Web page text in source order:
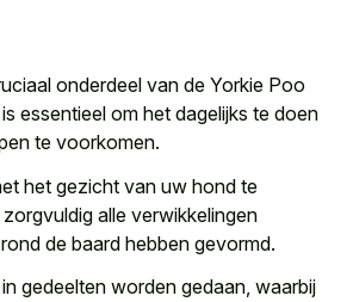
onderdeel van de Yorkie Poo
essentieel om het dagelijks te doen
te voorkomen.
het gezicht van uw hond te
alle verwikkelingen
de baard hebben gevormd.
gedeelten worden gedaan, waarbij